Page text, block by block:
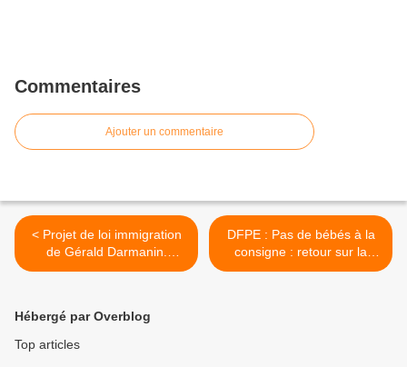
Commentaires
Ajouter un commentaire
< Projet de loi immigration
de Gérald Darmanin.
Refuser la stigmatisation
papiers
DFPE : Pas de bébés à la
consigne : retour sur la
journée du 6 octobre >
Hébergé par Overblog
Top articles